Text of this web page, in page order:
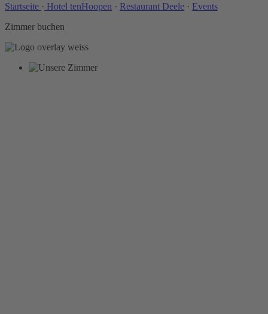
Startseite · Hotel tenHoopen · Restaurant Deele · Events
Zimmer buchen